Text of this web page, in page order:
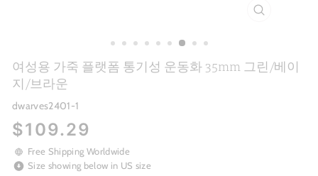
여성용 가죽 플랫폼 통기성 운동화 35mm 그린/베이
지/브라운
dwarves2401-1
Regular
price
$109.29
Free Shipping Worldwide
Size showing below in US size